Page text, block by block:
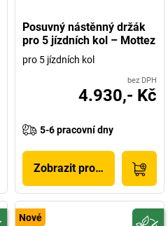
Posuvný nástěnný držák
pro 5 jízdních kol – Mottez
pro 5 jízdních kol
bez DPH
4.930,- Kč
5-6 pracovní dny
Zobrazit produkt
Nové